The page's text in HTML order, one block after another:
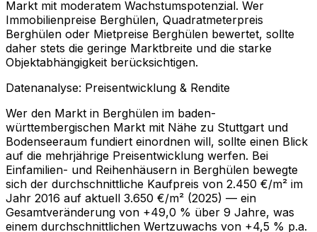
Markt mit moderatem Wachstumspotenzial. Wer
Immobilienpreise Berghülen, Quadratmeterpreis
Berghülen oder Mietpreise Berghülen bewertet, sollte
daher stets die geringe Marktbreite und die starke
Objektabhängigkeit berücksichtigen.
Datenanalyse: Preisentwicklung & Rendite
Wer den Markt in Berghülen im baden-
württembergischen Markt mit Nähe zu Stuttgart und
Bodenseeraum fundiert einordnen will, sollte einen Blick
auf die mehrjährige Preisentwicklung werfen. Bei
Einfamilien- und Reihenhäusern in Berghülen bewegte
sich der durchschnittliche Kaufpreis von 2.450 €/m² im
Jahr 2016 auf aktuell 3.650 €/m² (2025) — ein
Gesamtveränderung von +49,0 % über 9 Jahre, was
einem durchschnittlichen Wertzuwachs von +4,5 % p.a.